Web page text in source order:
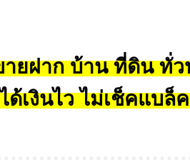
ยฝาก บ้าน ที่ดิน ทั่ว
ได้เงินไว ไม่เช็คแบล็